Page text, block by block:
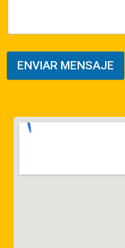
ENVIAR MENSAJE